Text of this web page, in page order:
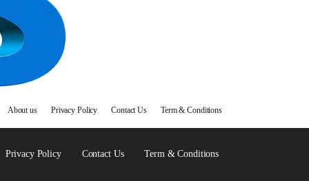
About us Privacy Policy Contact Us Term & Conditions
Privacy Policy Contact Us Term & Conditions